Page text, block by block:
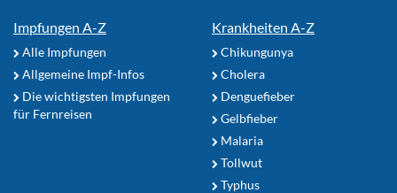
Impfungen A-Z
Alle Impfungen
Allgemeine Impf-Infos
Die wichtigsten Impfungen
für Fernreisen
Krankheiten A-Z
Chikungunya
Cholera
Denguefieber
Gelbfieber
Malaria
Tollwut
Typhus